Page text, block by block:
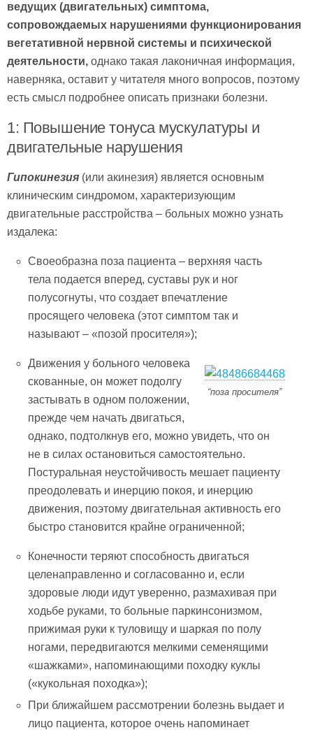
ведущих (двигательных) симптома,
сопровождаемых нарушениями функционирования
вегетативной нервной системы и психической
деятельности, однако такая лаконичная информация,
наверняка, оставит у читателя много вопросов, поэтому
есть смысл подробнее описать признаки болезни.
1: Повышение тонуса мускулатуры и
двигательные нарушения
Гипокинезия (или акинезия) является основным
клиническим синдромом, характеризующим
двигательные расстройства – больных можно узнать
издалека:
Своеобразна поза пациента – верхняя часть
тела подается вперед, суставы рук и ног
полусогнуты, что создает впечатление
просящего человека (этот симптом так и
называют – «позой просителя»);
“поза просителя”
Движения у больного человека
скованные, он может подолгу
застывать в одном положении,
прежде чем начать двигаться,
однако, подтолкнув его, можно увидеть, что он
не в силах остановиться самостоятельно.
Постуральная неустойчивость мешает пациенту
преодолевать и инерцию покоя, и инерцию
движения, поэтому двигательная активность его
быстро становится крайне ограниченной;
Конечности теряют способность двигаться
целенаправленно и согласованно и, если
здоровые люди идут уверенно, размахивая при
ходьбе руками, то больные паркинсонизмом,
прижимая руки к туловищу и шаркая по полу
ногами, передвигаются мелкими семенящими
«шажками», напоминающими походку куклы
(«кукольная походка»);
При ближайшем рассмотрении болезнь выдает и
лицо пациента, которое очень напоминает